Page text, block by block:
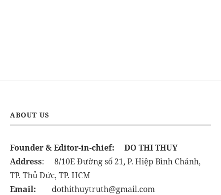
ABOUT US
Founder & Editor-in-chief:
DO THI THUY
Address: 8/10E Đường số 21, P. Hiệp Bình Chánh,
TP. Thủ Đức, TP. HCM
Email: dothithuytruth@gmail.com